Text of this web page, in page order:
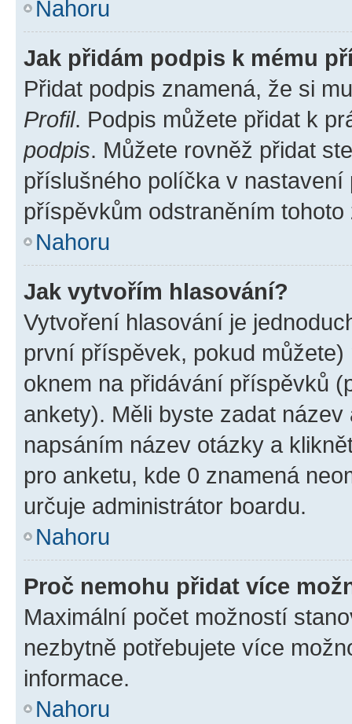
Nahoru
Jak přidám podpis k mému
Přidat podpis znamená, že si
Profil. Podpis můžete přidat k
podpis. Můžete rovněž přidat
příslušného políčka v
příspěvkům odstraněním
Nahoru
Jak vytvořím hlasování?
Vytvoření hlasování je
první příspěvek, pokud
oknem na přidávání příspěvků
ankety). Měli byste zadat
napsáním název otázky a
pro anketu, kde 0 znamená
určuje administrátor boardu.
Nahoru
Proč nemohu přidat více
Maximální počet možností
nezbytně potřebujete více
informace.
Nahoru